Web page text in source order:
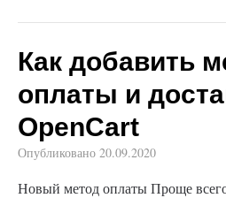
Как добавить
оплаты и
OpenCart
Опубликовано 20.09.2020
Новый метод оплаты Проще